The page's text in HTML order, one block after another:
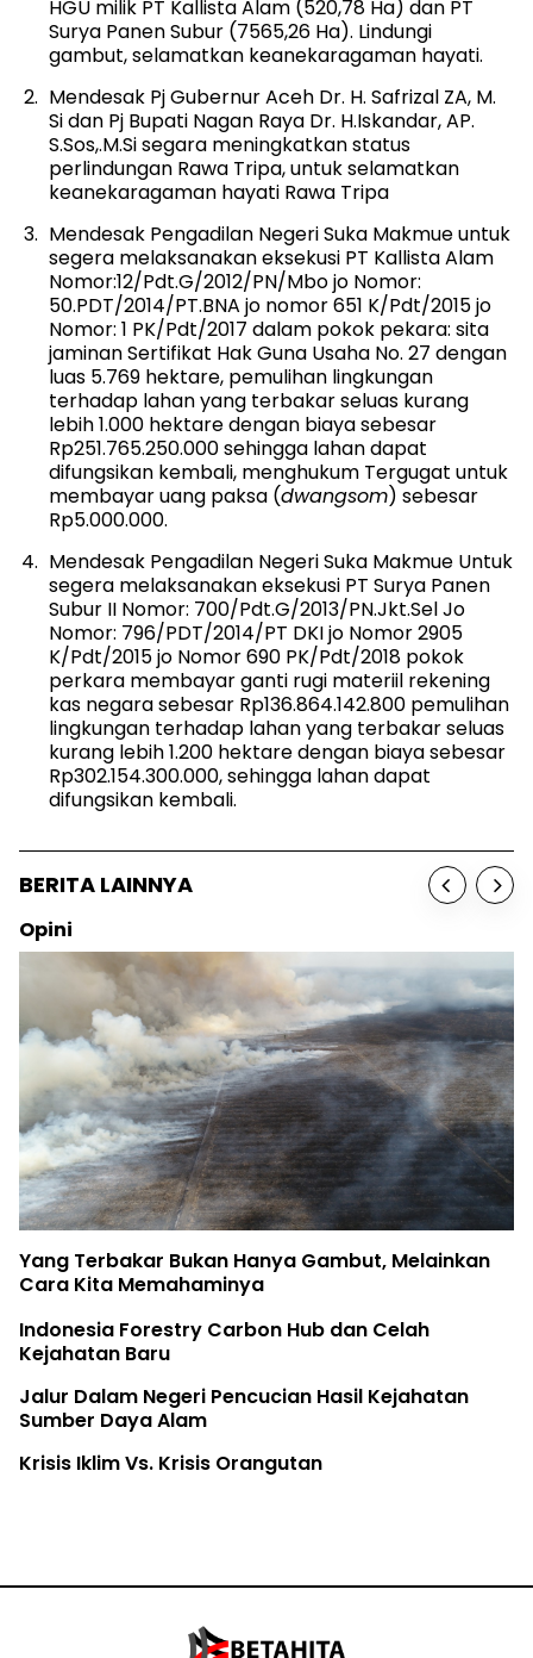
HGU milik PT Kallista Alam (520,78 Ha) dan PT
Surya Panen Subur (7565,26 Ha). Lindungi
gambut, selamatkan keanekaragaman hayati.
Mendesak Pj Gubernur Aceh Dr. H. Safrizal ZA, M.
Si dan Pj Bupati Nagan Raya Dr. H.Iskandar, AP.
S.Sos,.M.Si segara meningkatkan status
perlindungan Rawa Tripa, untuk selamatkan
keanekaragaman hayati Rawa Tripa
Mendesak Pengadilan Negeri Suka Makmue untuk
segera melaksanakan eksekusi PT Kallista Alam
Nomor:12/Pdt.G/2012/PN/Mbo jo Nomor:
50.PDT/2014/PT.BNA jo nomor 651 K/Pdt/2015 jo
Nomor: 1 PK/Pdt/2017 dalam pokok pekara: sita
jaminan Sertifikat Hak Guna Usaha No. 27 dengan
luas 5.769 hektare, pemulihan lingkungan
terhadap lahan yang terbakar seluas kurang
lebih 1.000 hektare dengan biaya sebesar
Rp251.765.250.000 sehingga lahan dapat
difungsikan kembali, menghukum Tergugat untuk
membayar uang paksa (dwangsom) sebesar
Rp5.000.000.
Mendesak Pengadilan Negeri Suka Makmue Untuk
segera melaksanakan eksekusi PT Surya Panen
Subur II Nomor: 700/Pdt.G/2013/PN.Jkt.Sel Jo
Nomor: 796/PDT/2014/PT DKI jo Nomor 2905
K/Pdt/2015 jo Nomor 690 PK/Pdt/2018 pokok
perkara membayar ganti rugi materiil rekening
kas negara sebesar Rp136.864.142.800 pemulihan
lingkungan terhadap lahan yang terbakar seluas
kurang lebih 1.200 hektare dengan biaya sebesar
Rp302.154.300.000, sehingga lahan dapat
difungsikan kembali.
BERITA LAINNYA
Opini
Yang Terbakar Bukan Hanya Gambut, Melainkan
Cara Kita Memahaminya
Indonesia Forestry Carbon Hub dan Celah
Kejahatan Baru
Jalur Dalam Negeri Pencucian Hasil Kejahatan
Sumber Daya Alam
Krisis Iklim Vs. Krisis Orangutan